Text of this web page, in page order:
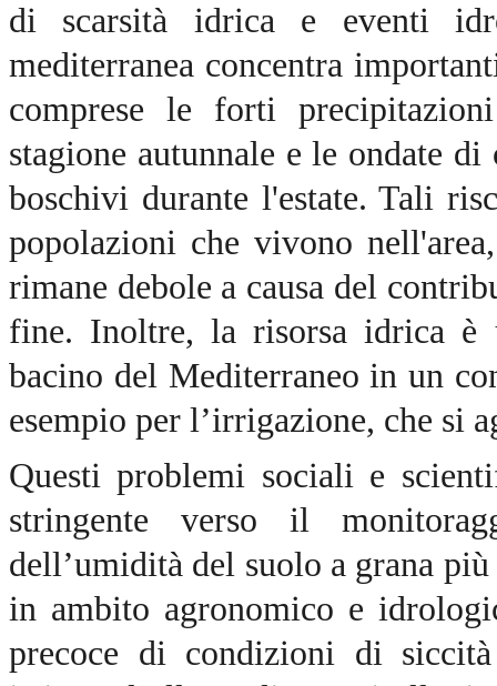
di scarsità idrica e eventi
mediterranea concentra
comprese le forti
stagione autunnale e le ondate
boschivi durante l'estate. Tali
popolazioni che vivono
rimane debole a causa del
fine. Inoltre, la risorsa idrica è
bacino del Mediterraneo in un
esempio per l’irrigazione, che si
Questi problemi sociali e
stringente verso il
dell’umidità del suolo a grana
in ambito agronomico e
precoce di condizioni di